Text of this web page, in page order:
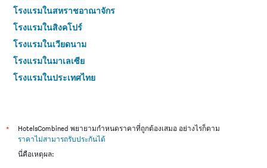
โรงแรมในสหราชอาณาจักร
โรงแรมในสิงคโปร์
โรงแรมในเวียดนาม
โรงแรมในมาเลเซีย
โรงแรมในประเทศไทย
*
HotelsCombined พยายามกำหนดราคาที่ถูกต้องเสมอ อย่างไรก็ตาม
ราคาไม่สามารถรับประกันได้
นี่คือเหตุผล: